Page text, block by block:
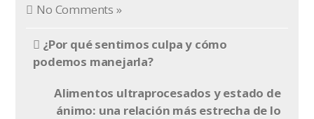
No Comments »
¿Por qué sentimos culpa y cómo
podemos manejarla?
Alimentos ultraprocesados y estado de
ánimo: una relación más estrecha de lo